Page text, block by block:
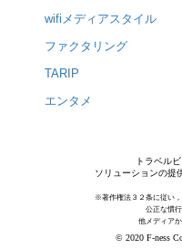
wifiメディアスタイル
ファクタリング
TARIP
エンタメ
トラベル
ソリューションの提
※著作権法３２条に従い
公正な慣
他メディア
© 2020 F-ness